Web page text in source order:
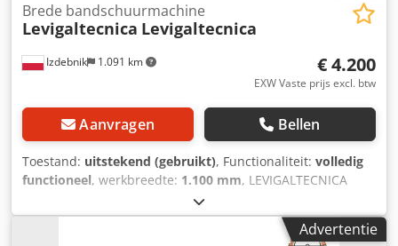
Izdebnik 1.091 km
Brede bandschuurmachine
Levigaltecnica Levigaltecnica
€ 4.200
EXW Vaste prijs excl. btw
Aanvragen Bellen
Toestand: uitstekend (gebruikt), Functionaliteit: volledig
functioneel, werkbreedte: 1.100 mm, LEVIGALTECNICA
breedbandschuurmachine: 1 rubberen roleenheid
Drukskids Codpfew Dq Ugsx Ak Eorf Borstel op de uitvoer
Totaal vermogen 16 kW Pneumatische oscillatieAdvertentie